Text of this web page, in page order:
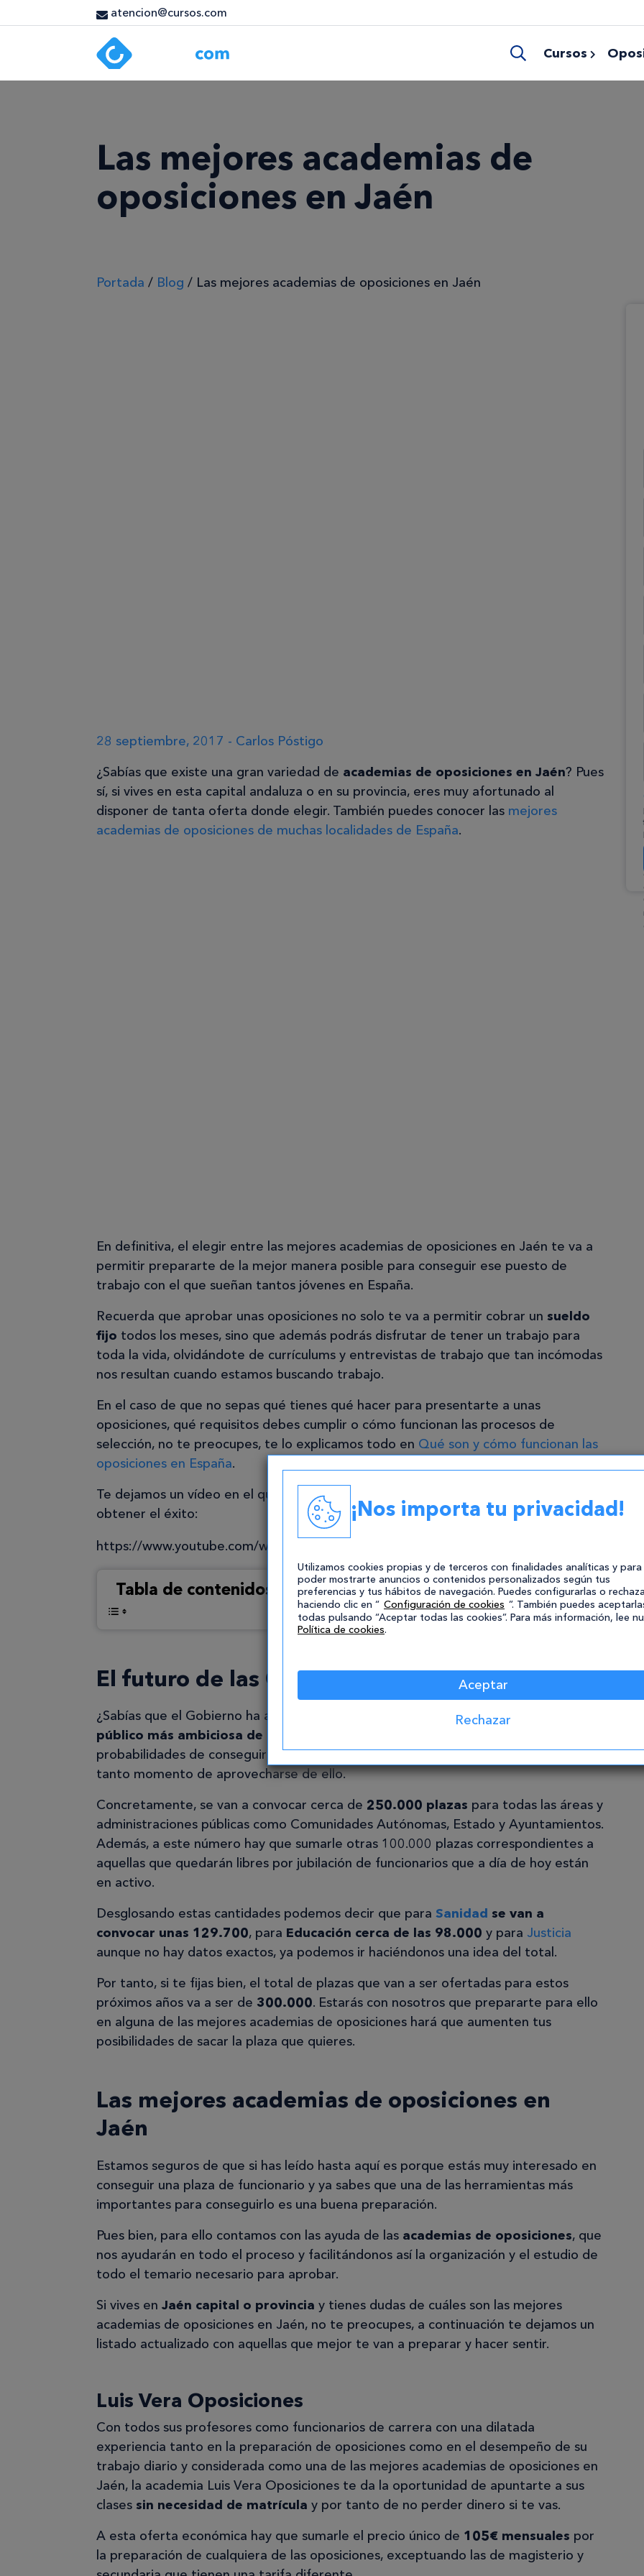
atencion@cursos.com
Cursos
Las mejores academias de
oposiciones en Jaén
Portada / Blog / Las mejores academias de oposiciones en Jaén
28 septiembre, 2017 - Carlos Póstigo
¿Sabías que existe una gran variedad de academias de oposiciones en Jaén? Pues
sí, si vives en esta capital andaluza o en su provincia, eres muy afortunado al
disponer de tanta oferta donde elegir. También puedes conocer las mejores
academias de oposiciones de muchas localidades de España.
En definitiva, el elegir entre las mejores academias de oposiciones en Jaén te va a
permitir prepararte de la mejor manera posible para conseguir ese puesto de
trabajo con el que sueñan tantos jóvenes en España.
Recuerda que aprobar unas oposiciones no solo te va a permitir cobrar un sueldo
fijo todos los meses, sino que además podrás disfrutar de tener un trabajo para
toda la vida, olvidándote de currículums y entrevistas de trabajo que tan incómodas
nos resultan cuando estamos buscando trabajo.
En el caso de que no sepas qué tienes qué hacer para presentarte a unas
oposiciones, qué requisitos debes cumplir o cómo funcionan las procesos de
selección, no te preocupes, te lo explicamos todo en Qué son y cómo funcionan las
oposiciones en España.
Te dejamos un vídeo en el que se ofrecen consejos para estudiar una oposición y
obtener el éxito:
https://www.youtube.com/watch?v=0K6MUAjcZnw
Tabla de contenidos
El futuro de las Oposiciones
¿Sabías que el Gobierno ha aprobado para los próximos años laoferta de empleo
público más ambiciosa de toda la historia
probabilidades de conseguir una plaza como funcionario van a aumentar y es por
tanto momento de aprovecharse de ello.
Concretamente, se van a convocar cerca de 250.000 plazas para todas las áreas y
administraciones públicas como Comunidades Autónomas, Estado y Ayuntamientos.
Además, a este número hay que sumarle otras 100.000 plazas correspondientes a
aquellas que quedarán libres por jubilación de funcionarios que a día de hoy están
en activo.
Desglosando estas cantidades podemos decir que para Sanidad se van a
convocar unas 129.700, para Educación cerca de las 98.000 y para Justicia
aunque no hay datos exactos, ya podemos ir haciéndonos una idea del total.
Por tanto, si te fijas bien, el total de plazas que van a ser ofertadas para estos
próximos años va a ser de 300.000. Estarás con nosotros que prepararte para ello
en alguna de las mejores academias de oposiciones hará que aumenten tus
posibilidades de sacar la plaza que quieres.
Las mejores academias de oposiciones en
Jaén
Estamos seguros de que si has leído hasta aquí es porque estás muy interesado en
conseguir una plaza de funcionario y ya sabes que una de las herramientas más
importantes para conseguirlo es una buena preparación.
Pues bien, para ello contamos con las ayuda de las academias de oposiciones, que
nos ayudarán en todo el proceso y facilitándonos así la organización y el estudio de
todo el temario necesario para aprobar.
Si vives en Jaén capital o provincia y tienes dudas de cuáles son las mejores
academias de oposiciones en Jaén, no te preocupes, a continuación te dejamos un
listado actualizado con aquellas que mejor te van a preparar y hacer sentir.
Luis Vera Oposiciones
Con todos sus profesores como funcionarios de carrera con una dilatada
experiencia tanto en la preparación de oposiciones como en el desempeño de su
trabajo diario y considerada como una de las mejores academias de oposiciones en
Jaén, la academia Luis Vera Oposiciones te da la oportunidad de apuntarte a sus
clases sin necesidad de matrícula y por tanto de no perder dinero si te vas.
A esta oferta económica hay que sumarle el precio único de 105€ mensuales por
la preparación de cualquiera de las oposiciones, exceptuando las de magisterio y
¡Nos importa tu privacidad!
Utilizamos cookies propias y de terceros con finalidades analíticas y para
poder mostrarte anuncios o contenidos personalizados según tus
preferencias y tus hábitos de navegación. Puedes configurarlas o
haciendo clic en “ Configuración de cookies ”. También puedes
todas pulsando “Aceptar todas las cookies”. Para más información, lee
Política de cookies.
Aceptar
Rechazar